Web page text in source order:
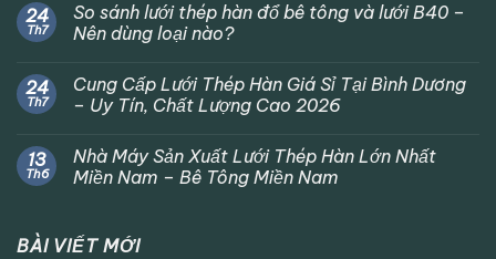
24
Th7
So sánh lưới thép hàn đổ bê tông và lưới B40 –
Nên dùng loại nào?
24
Th7
Cung Cấp Lưới Thép Hàn Giá Sỉ Tại Bình Dương
– Uy Tín, Chất Lượng Cao 2026
13
Th6
Nhà Máy Sản Xuất Lưới Thép Hàn Lớn Nhất
Miền Nam – Bê Tông Miền Nam
BÀI VIẾT MỚI